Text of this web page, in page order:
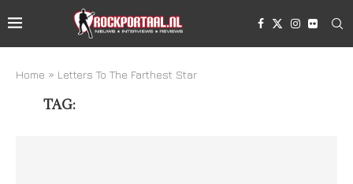
Home » Letters To The Farthest Star
TAG: